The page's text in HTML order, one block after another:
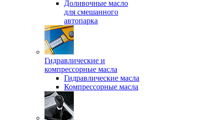
Доливочные масло
для смешанного
автопарка
Гидравлические и
компрессорные масла
Гидравлические масла
Компрессорные масла